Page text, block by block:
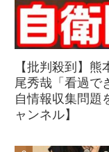
【批判殺到】
尾秀哉「看過で
自情報収集問題
ャンネル】